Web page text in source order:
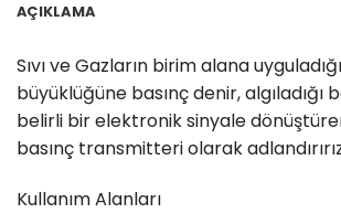
AÇIKLAMA
Sıvı ve Gazların birim alana
büyüklüğüne basınç denir, algıladığı
belirli bir elektronik sinyale
basınç transmitteri olarak
Kullanım Alanları